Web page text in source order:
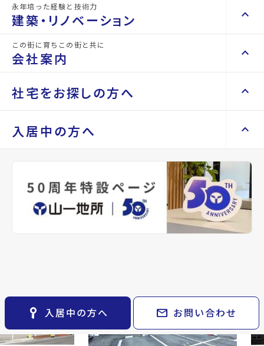
space_dashboard
エリアから探す
space_dashboard
土地を探す
エリアから探す
train
路線から探す
事業用・投資用を探す keyboard_arrow_right
検索条件
閲覧履歴 keyboard_arrow_right
不動産をお持ちの方へ keyboard_arrow_right
山一地所の賃貸管理
不動産を貸すまでの流れ
空き家サポートサービス
不動産を売却したい keyboard_arrow_right
相続相談をしたい keyboard_arrow_right
不動産に投資したい keyboard_arrow_right
永年培った経験と技術力
建築・リノベーション keyboard_arrow_up
建築・リノベーション keyboard_arrow_right
Renotta（リノッタ） keyboard_arrow_right
この街に育ちこの街と共に
会社案内 keyboard_arrow_up
会社案内 keyboard_arrow_right
会社概要・沿革 keyboard_arrow_right
keyboard_arrow_right
パーパス keyboard_arrow_right
CM紹介
社宅をお探しの方へ keyboard_arrow_up
社宅をお探しの方へ keyboard_arrow_right
keyboard_arrow_right
レンタルオフィス keyboard_arrow_right
貸会議室 keyboard_arrow_right
open_in_new
入居中の方へ keyboard_arrow_up
keyboard_arrow_right
退去される方へ keyboard_arrow_right
※準備中 住まいのしおり（PDF）
key_vertical 入居中の方へ mail お問い合わせ
設備・条件 駐車場あり、エレベーター
備考
アバンサール泉中央で
その他の仙台市泉区周辺
の物件
Related Property